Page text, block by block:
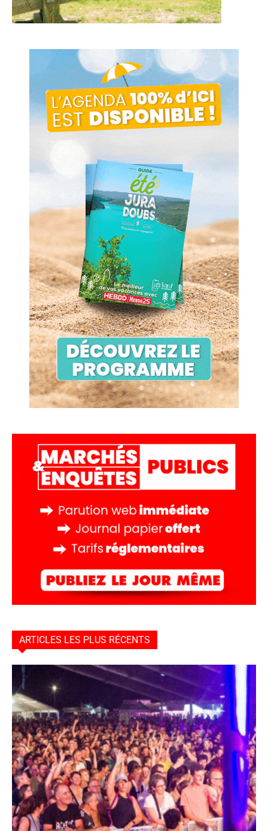
ARTICLES LES PLUS RÉCENTS